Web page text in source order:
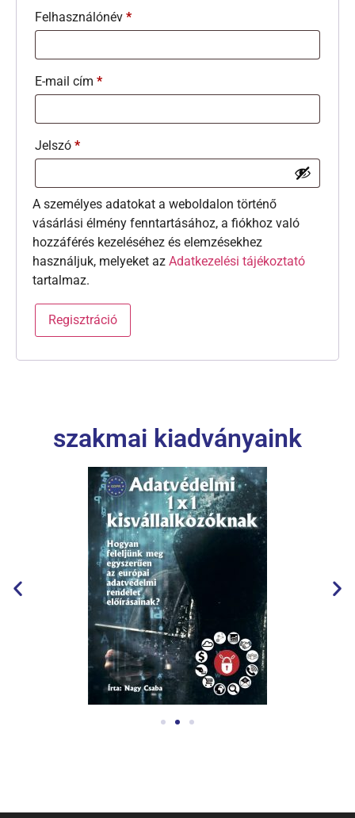
Felhasználónév *
E-mail cím *
Jelszó *
A személyes adatokat a weboldalon történő
vásárlási élmény fenntartásához, a fiókhoz való
hozzáférés kezeléséhez és elemzésekhez
használjuk, melyeket az Adatkezelési tájékoztató
tartalmaz.
Regisztráció
szakmai kiadványaink